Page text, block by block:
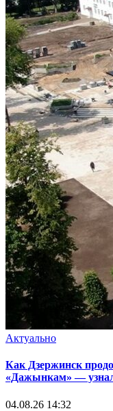
Актуально
Как Дзержинск
«Дажынкам» —
04.08.26 14:32